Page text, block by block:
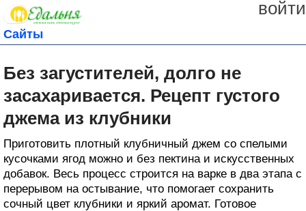
войти
Сайты
Без загустителей, долго не
засахаривается. Рецепт густого
джема из клубники
Приготовить плотный клубничный джем со спелыми
кусочками ягод можно и без пектина и искусственных
добавок. Весь процесс строится на варке в два этапа с
перерывом на остывание, что помогает сохранить
сочный цвет клубники и яркий аромат. Готовое